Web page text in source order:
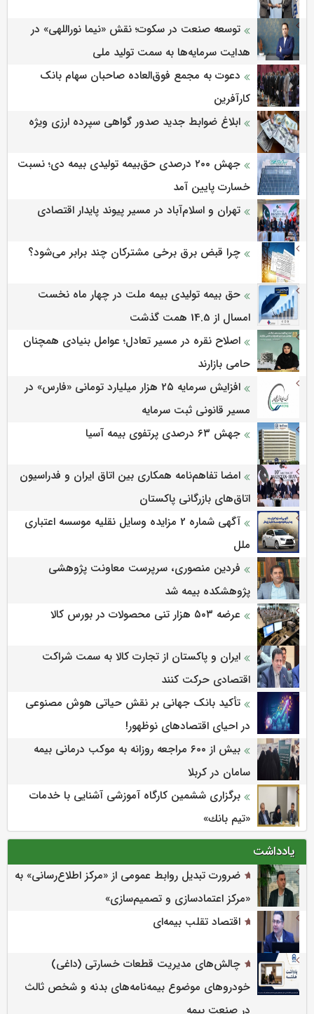
توسعه صنعت در سکوت؛ نقش «نیما نوراللهی» در
هدایت سرمایه‌ها به سمت تولید ملی
دعوت به مجمع فوق‌العاده صاحبان سهام بانک
کارآفرین
ابلاغ ضوابط جدید صدور گواهی سپرده ارزی ویژه
جهش ۲۰۰ درصدی حق‌بیمه تولیدی بیمه دی؛ نسبت
خسارت پایین آمد
تهران و اسلام‌آباد در مسیر پیوند پایدار اقتصادی
چرا قبض برق برخی مشترکان چند برابر می‌شود؟
حق بیمه تولیدی بیمه ملت در چهار ماه نخست
امسال از 14.5 همت گذشت
اصلاح نقره در مسیر تعادل؛ عوامل بنیادی همچنان
حامی بازارند
افزایش سرمایه ۲۵ هزار میلیارد تومانی «فارس» در
مسیر قانونی ثبت سرمایه
جهش ۶۳ درصدی پرتفوی بیمه آسیا
امضا تفاهم‌نامه همکاری بین اتاق ایران و فدراسیون
اتاق‌های بازرگانی پاکستان
آگهی شماره 2 مزایده وسایل نقلیه موسسه اعتباری
ملل
فردین منصوری، سرپرست معاونت پژوهشی
پژوهشكده بیمه شد
عرضه ۵۰۳ هزار تنی محصولات در بورس کالا
ایران و پاکستان از تجارت کالا به سمت شراکت
اقتصادی حرکت کنند
تأکید بانک جهانی بر نقش حیاتی هوش مصنوعی
در احیای اقتصادهای نوظهور!
بیش از ۶۰۰ مراجعه روزانه به موکب درمانی بیمه
سامان در کربلا
برگزاری ششمین كارگاه آموزشی آشنایی با خدمات
«تیم بانك»
یادداشت
ضرورت تبدیل روابط عمومی از «مرکز اطلاع‌رسانی» به
«مرکز اعتمادسازی و تصمیم‌سازی»
اقتصاد تقلب بیمه‌ای
چالش‌های مدیریت قطعات خسارتی (داغی)
خودروهای موضوع بیمه‌نامه‌های بدنه و شخص ثالث
در صنعت بیمه